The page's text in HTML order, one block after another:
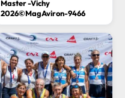
Master -Vichy
2026©MagAviron-9466